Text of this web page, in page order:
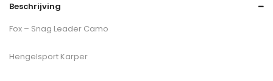
Beschrijving
Fox – Snag Leader Camo
Hengelsport Karper